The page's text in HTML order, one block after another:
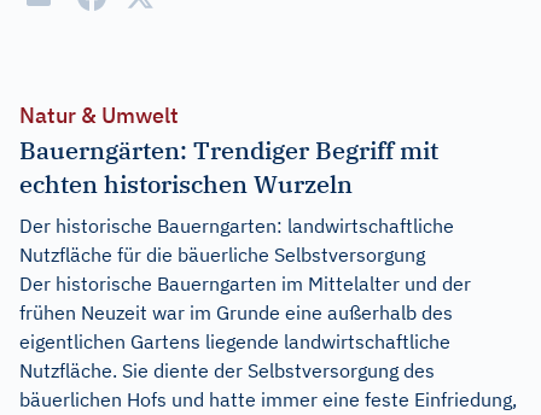
Natur & Umwelt
Bauerngärten: Trendiger Begriff mit
echten historischen Wurzeln
Der historische Bauerngarten: landwirtschaftliche
Nutzfläche für die bäuerliche Selbstversorgung
Der historische Bauerngarten im Mittelalter und der
frühen Neuzeit war im Grunde eine außerhalb des
eigentlichen Gartens liegende landwirtschaftliche
Nutzfläche. Sie diente der Selbstversorgung des
bäuerlichen Hofs und hatte immer eine feste Einfriedung,